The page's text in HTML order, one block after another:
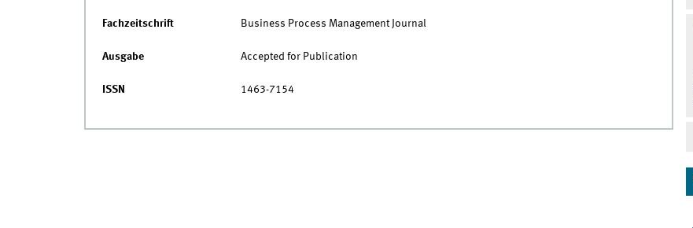
Fachzeitschrift Business Process Management Journal
Ausgabe Accepted for Publication
ISSN 1463-7154